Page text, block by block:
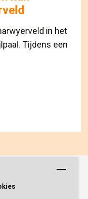
in het
Tijdens een